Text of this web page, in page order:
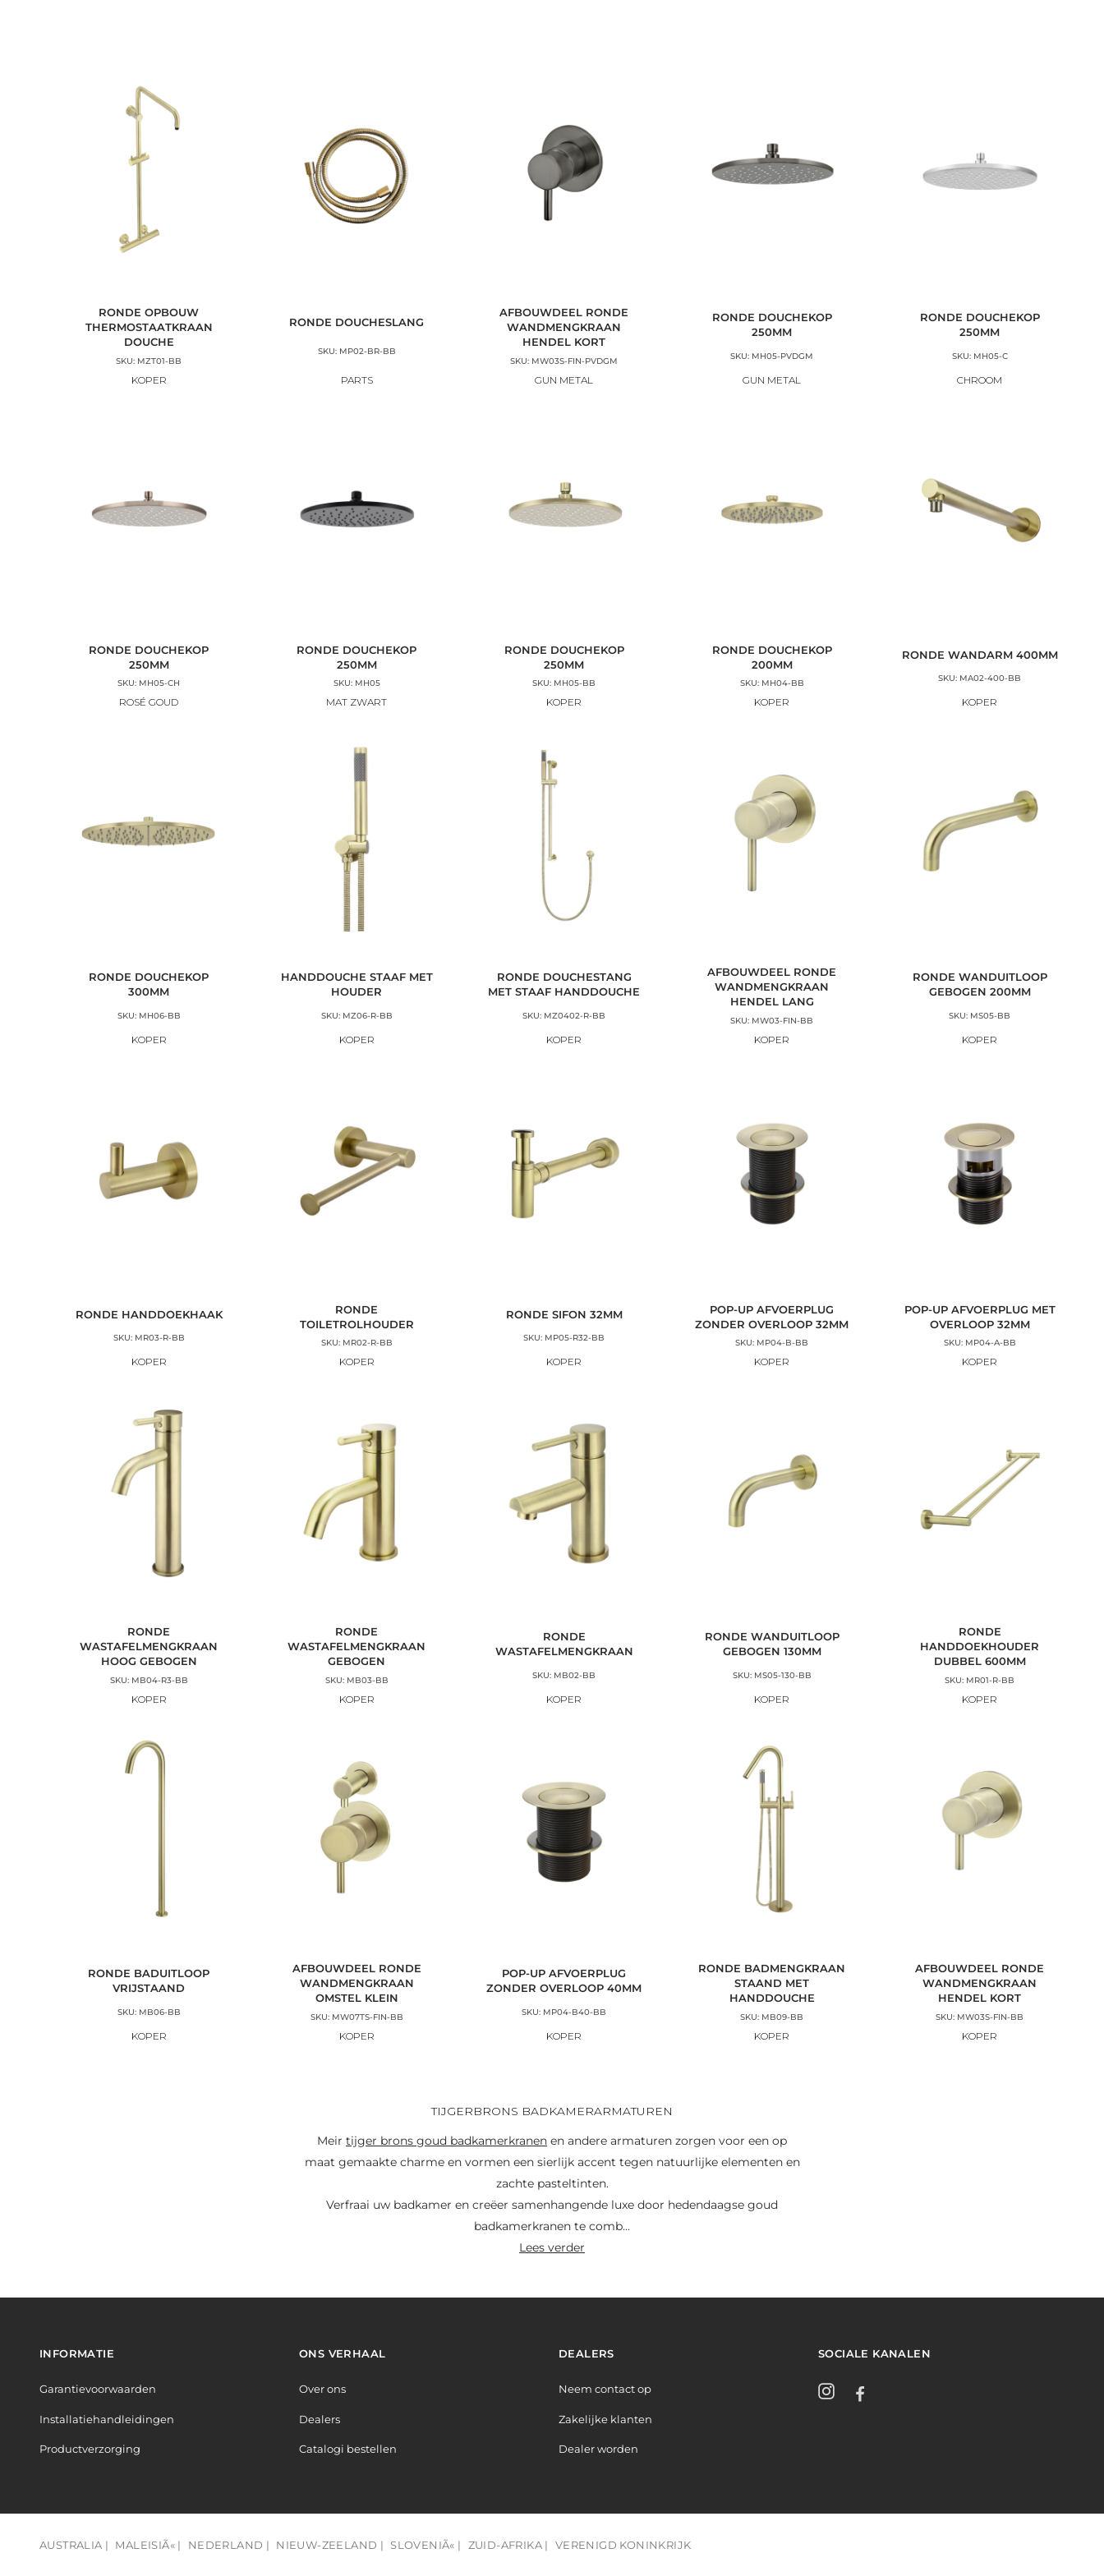
KOPER
RONDE OPBOUW
THERMOSTAATKRAAN
DOUCHE
SKU: MZT01-BB
PARTS
RONDE DOUCHESLANG
SKU: MP02-BR-BB
GUN METAL
AFBOUWDEEL RONDE
WANDMENGKRAAN
HENDEL KORT
SKU: MW03S-FIN-PVDGM
GUN METAL
RONDE DOUCHEKOP
250MM
SKU: MH05-PVDGM
CHROOM
RONDE DOUCHEKOP
250MM
SKU: MH05-C
ROSÉ GOUD
RONDE DOUCHEKOP
250MM
SKU: MH05-CH
MAT ZWART
RONDE DOUCHEKOP
250MM
SKU: MH05
KOPER
RONDE DOUCHEKOP
250MM
SKU: MH05-BB
KOPER
RONDE DOUCHEKOP
200MM
SKU: MH04-BB
KOPER
RONDE WANDARM 400MM
SKU: MA02-400-BB
KOPER
RONDE DOUCHEKOP
300MM
SKU: MH06-BB
KOPER
HANDDOUCHE STAAF MET
HOUDER
SKU: MZ06-R-BB
KOPER
RONDE DOUCHESTANG
MET STAAF HANDDOUCHE
SKU: MZ0402-R-BB
KOPER
AFBOUWDEEL RONDE
WANDMENGKRAAN
HENDEL LANG
SKU: MW03-FIN-BB
KOPER
RONDE WANDUITLOOP
GEBOGEN 200MM
SKU: MS05-BB
KOPER
RONDE HANDDOEKHAAK
SKU: MR03-R-BB
KOPER
RONDE
TOILETROLHOUDER
SKU: MR02-R-BB
KOPER
RONDE SIFON 32MM
SKU: MP05-R32-BB
KOPER
POP-UP AFVOERPLUG
ZONDER OVERLOOP 32MM
SKU: MP04-B-BB
KOPER
POP-UP AFVOERPLUG MET
OVERLOOP 32MM
SKU: MP04-A-BB
KOPER
RONDE
WASTAFELMENGKRAAN
HOOG GEBOGEN
SKU: MB04-R3-BB
KOPER
RONDE
WASTAFELMENGKRAAN
GEBOGEN
SKU: MB03-BB
KOPER
RONDE
WASTAFELMENGKRAAN
SKU: MB02-BB
KOPER
RONDE WANDUITLOOP
GEBOGEN 130MM
SKU: MS05-130-BB
KOPER
RONDE
HANDDOEKHOUDER
DUBBEL 600MM
SKU: MR01-R-BB
KOPER
RONDE BADUITLOOP
VRIJSTAAND
SKU: MB06-BB
KOPER
AFBOUWDEEL RONDE
WANDMENGKRAAN
OMSTEL KLEIN
SKU: MW07TS-FIN-BB
KOPER
POP-UP AFVOERPLUG
ZONDER OVERLOOP 40MM
SKU: MP04-B40-BB
KOPER
RONDE BADMENGKRAAN
STAAND MET
HANDDOUCHE
SKU: MB09-BB
KOPER
AFBOUWDEEL RONDE
WANDMENGKRAAN
HENDEL KORT
SKU: MW03S-FIN-BB
TIJGERBRONS BADKAMERARMATUREN
Meir tijger brons goud badkamerkranen en andere armaturen zorgen voor een op
maat gemaakte charme en vormen een sierlijk accent tegen natuurlijke elementen en
zachte pasteltinten.
Verfraai uw badkamer en creëer samenhangende luxe door hedendaagse goud
badkamerkranen te comb...
lees verder
INFORMATIE
Garantievoorwaarden
Installatiehandleidingen
Productverzorging
ONS VERHAAL
Over ons
Dealers
Catalogi bestellen
DEALERS
Neem contact op
Zakelijke klanten
Dealer worden
SOCIALE KANALEN
Instagram
AUSTRALIA | MALEISIÃ« | NEDERLAND | NIEUW-ZEELAND | SLOVENIÃ« | ZUID-AFRIKA | VERENIGD KONINKRIJK